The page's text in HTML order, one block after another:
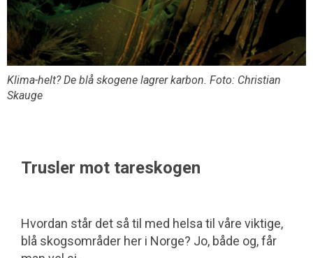
Klima-helt? De blå skogene lagrer karbon. Foto: Christian
Skauge
Trusler mot tareskogen
Hvordan står det så til med helsa til våre viktige,
blå skogsområder her i Norge? Jo, både og, får